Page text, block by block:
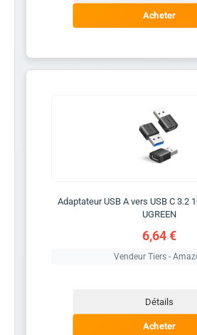
Acheter
Adaptateur USB A vers USB C 3.2
UGREEN
6,64 €
Vendeur Tiers -
Détails
Acheter